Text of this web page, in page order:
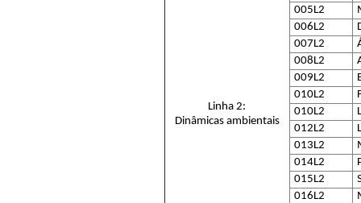
Linha 2:
Dinâmicas ambientais
005L2
006L2
007L2
008L2
009L2
010L2
010L2
012L2
013L2
014L2
015L2
016L2